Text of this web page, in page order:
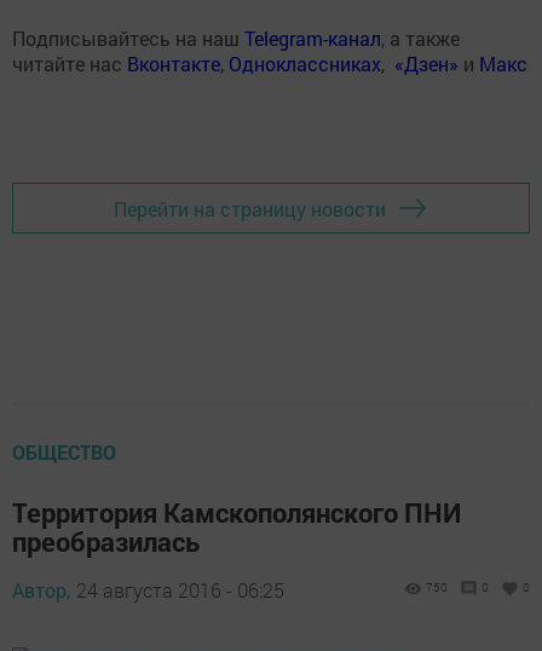
Подписывайтесь на наш Telegram-канал, а также
читайте нас Вконтакте, Одноклассниках, «Дзен» и Макс
Перейти на страницу новости
ОБЩЕСТВО
Территория Камскополянского ПНИ
преобразилась
Автор, 24 августа 2016 - 06:25 750 0 0